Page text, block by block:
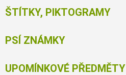
ŠTÍTKY, PIKTOGRAMY
PSÍ ZNÁMKY
UPOMÍNKOVÉ PŘEDMĚTY